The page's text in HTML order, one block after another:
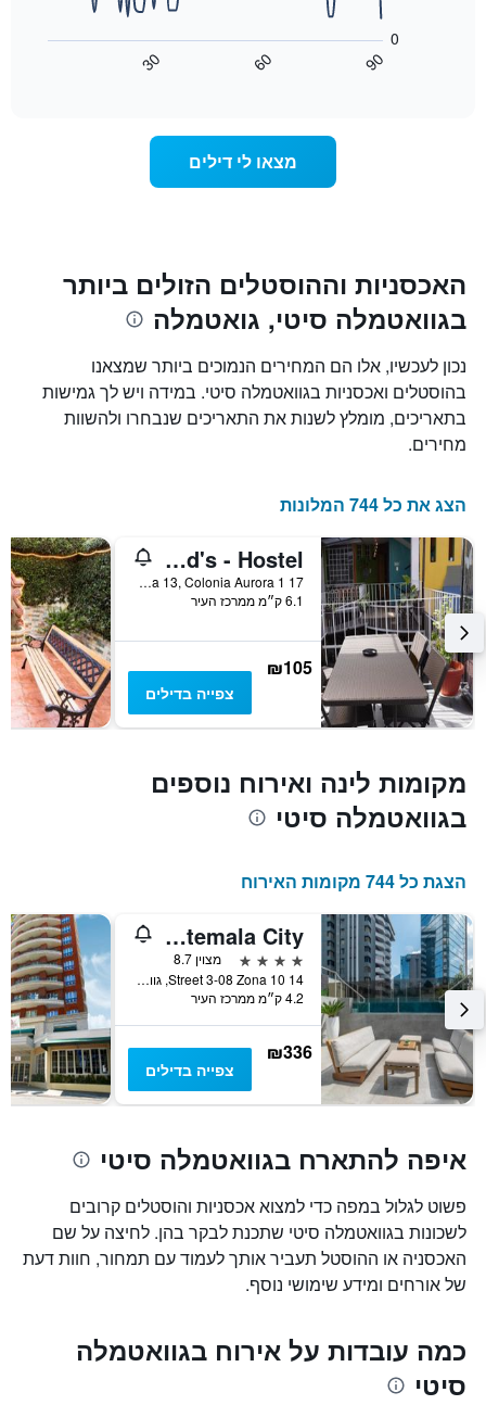
חדר
X
המציגים
את
מספר
הימים
שנותרו
עד
למועד
השהות
כולל
ציר
Y
המציג
את
מחיר
הממוצע
של
חדר
90
60
30
0
מצאו לי דילים
האכסניות וההוסטלים הזולים ביותר
בגוואטמלה סיטי, גואטמלה
נכון לעכשיו, אלו הם המחירים הנמוכים ביותר שמצאנו
בהוסטלים ואכסניות בגוואטמלה סיטי. במידה ויש לך גמישות
בתאריכים, מומלץ לשנות את התאריכים שנבחרו ולהשוות
מחירים.
הצג את כל 744 המלונות
Hostal Guatefriend's - Hostel
17 Calle 7-46 Zona 13, Colonia Aurora 1, גוואטמלה סיטי, גואטמלה
6.1 ק״מ ממרכז העיר
₪105
צפייה בדילים
מקומות לינה ואירוח נוספים
בגוואטמלה סיטי
הצגת כל 744 מקומות האירוח
Clarion Suites Guatemala City
4 כוכבים
מצוין 8.7
14 Street 3-08 Zona 10, גוואטמלה סיטי, גואטמלה
4.2 ק״מ ממרכז העיר
₪336
צפייה בדילים
איפה להתארח בגוואטמלה סיטי
פשוט לגלול במפה כדי למצוא אכסניות והוסטלים קרובים
לשכונות בגוואטמלה סיטי שתכנת לבקר בהן. לחיצה על שם
האכסניה או ההוסטל תעביר אותך לעמוד עם תמחור, חוות דעת
של אורחים ומידע שימושי נוסף.
כמה עובדות על אירוח בגוואטמלה
סיטי